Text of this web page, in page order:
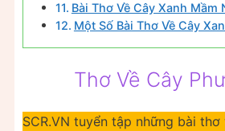
Bài Thơ Về Cây Xanh Mầm
Một Số Bài Thơ Về Cây
Thơ Về Cây
SCR.VN tuyển tập những bài